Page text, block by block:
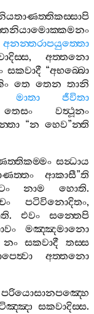
අනන‍්තරාපයුත‍්තො
, අත‍්තනො
සකවාදී“අභබ‍්බො
තෙ තෙන තානි
මාතා
ජීවිතා
තෙසං
වත්‍ථූනං
“න හෙව”න‍්ති
සන්‍ධාය
ආකාසී”ති
නාම හොති.
පටිවිනොදිතං,
. එවං
සන‍්තෙපි
මඤ‍්ඤමානො
නං සකවාදී
තස‍්ස
අත‍්තනො
පරියොසානපඤ‍්හෙ
සකවාදිස‍්ස.